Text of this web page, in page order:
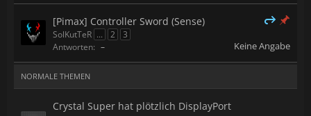
[Pimax] Controller Sword (Sense)
SolKutTeR ... 2
3
Antworten: – Keine Angabe
NORMALE THEMEN
Crystal Super hat plötzlich DisplayPort